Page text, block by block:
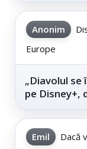
Anonim
Europe
„Diavolul se
pe Disney+,
Emil
Dacă